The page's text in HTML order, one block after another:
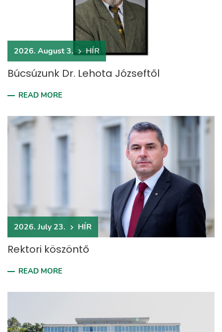
2026. August 3. HÍR
Búcsúzunk Dr. Lehota Józseftől
READ MORE
2026. July 23. HÍR
Rektori köszöntő
READ MORE